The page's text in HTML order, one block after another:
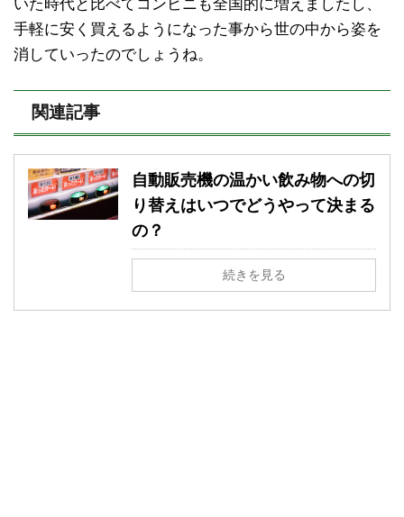
いた時代と比べてコンビニも全国的に増えましたし、
手軽に安く買えるようになった事から世の中から姿を
消していったのでしょうね。
関連記事
自動販売機の温かい飲み物への切
り替えはいつでどうやって決まる
の？
続きを見る